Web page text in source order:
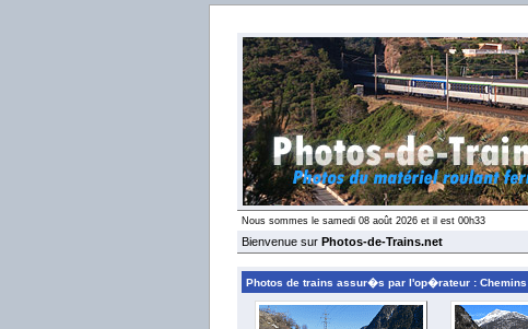
Nous sommes le samedi 08 août 2026 et il est 00h33
Bienvenue sur Photos-de-Trains.net
Photos de trains assur�s par l'op�rateur : Chemins